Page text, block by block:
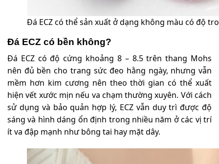
Đá ECZ có thể sản xuất ở dạng không màu có độ
Đá ECZ có bền không?
Đá ECZ có độ cứng khoảng 8 – 8.5 trên thang Mohs
nên đủ bền cho trang sức đeo hằng ngày, nhưng vẫn
mềm hơn kim cương nên theo thời gian có thể xuất
hiện vết xước mịn nếu va chạm thường xuyên. Với cách
sử dụng và bảo quản hợp lý, ECZ vẫn duy trì được độ
sáng và hình dáng ổn định trong nhiều năm ở các vị trí
ít va đập mạnh như bông tai hay mặt dây.